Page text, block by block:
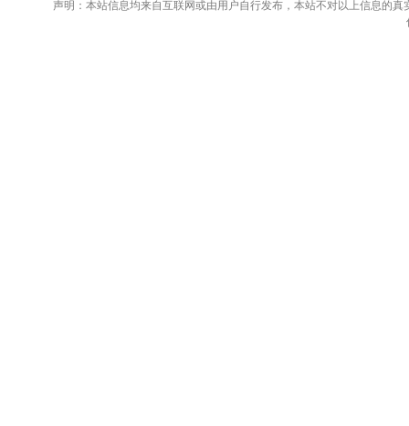
声明：本站信息均来自互联网或由用户自行发布，本站不对以上信息的